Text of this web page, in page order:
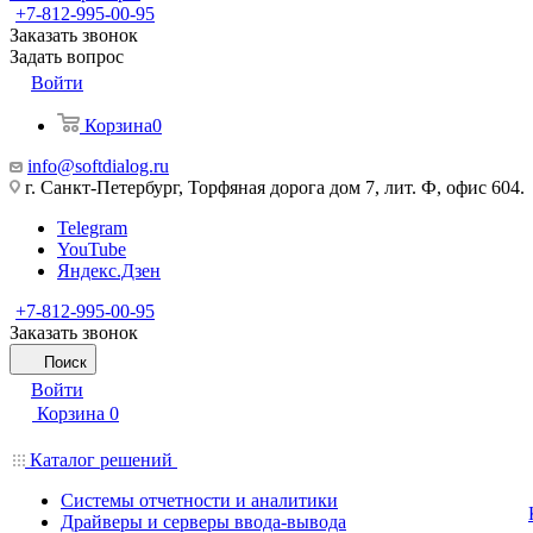
+7-812-995-00-95
Заказать звонок
Задать вопрос
Войти
Корзина0
info@softdialog.ru
г. Санкт-Петербург, Торфяная дорога дом 7, лит. Ф, офис 604.
Telegram
YouTube
Яндекс.Дзен
+7-812-995-00-95
Заказать звонок
Поиск
Войти
Корзина 0
Каталог решений
Системы отчетности и аналитики
Драйверы и серверы ввода-вывода